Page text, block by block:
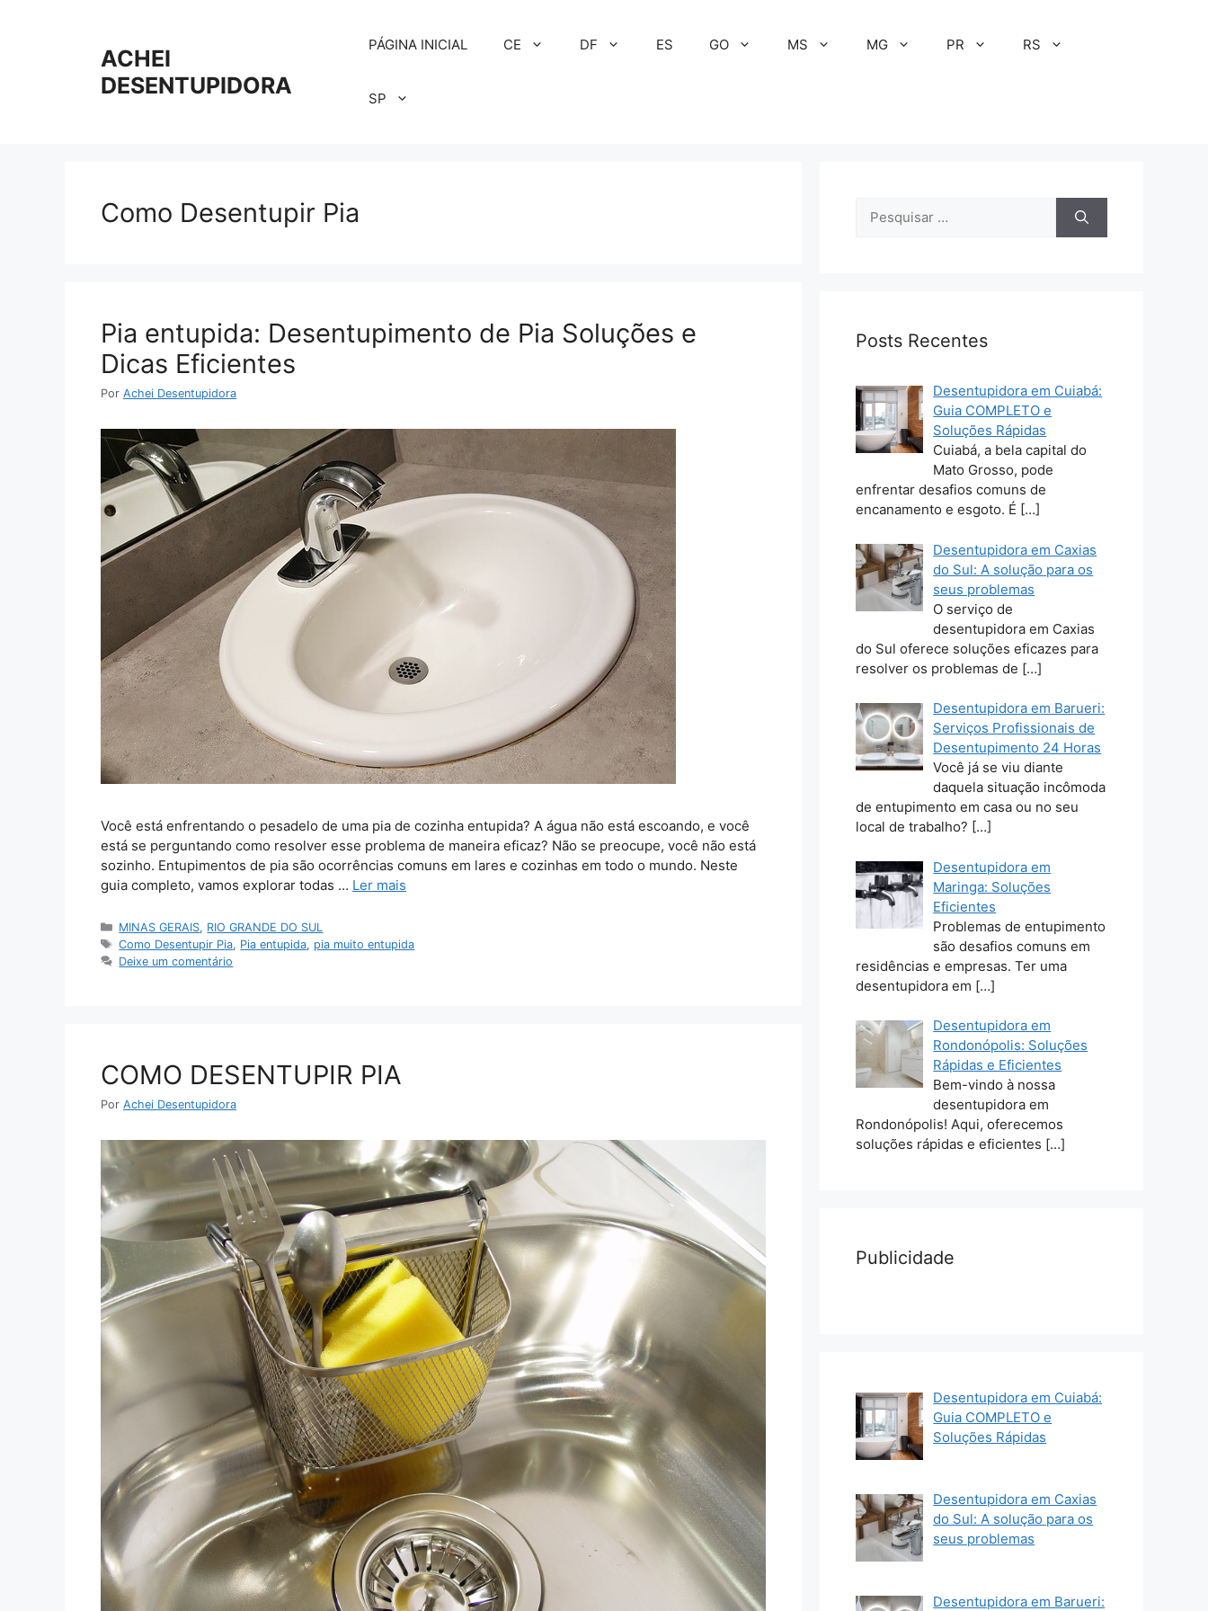
ACHEI
DESENTUPIDORA
PÁGINA INICIAL CE DF ES GO MS MG PR RS
SP
Como Desentupir Pia
Pia entupida: Desentupimento de Pia Soluções e
Dicas Eficientes
Por Achei Desentupidora
Você está enfrentando o pesadelo de uma pia de cozinha entupida? A água não está escoando, e você
está se perguntando como resolver esse problema de maneira eficaz? Não se preocupe, você não está
sozinho. Entupimentos de pia são ocorrências comuns em lares e cozinhas em todo o mundo. Neste
guia completo, vamos explorar todas … Ler mais
Categorias
MINAS GERAIS, RIO GRANDE DO SUL
Tags
Como Desentupir Pia, Pia entupida, pia muito entupida
Deixe um comentário
COMO DESENTUPIR PIA
Por Achei Desentupidora
por:
Posts Recentes
Desentupidora em Cuiabá:
Guia COMPLETO e
Soluções Rápidas
Cuiabá, a bela capital do
Mato Grosso, pode
enfrentar desafios comuns de
encanamento e esgoto. É […]
Desentupidora em Caxias
do Sul: A solução para os
seus problemas
O serviço de
desentupidora em Caxias
do Sul oferece soluções eficazes para
resolver os problemas de […]
Desentupidora em Barueri:
Serviços Profissionais de
Desentupimento 24 Horas
Você já se viu diante
daquela situação incômoda
de entupimento em casa ou no seu
local de trabalho? […]
Desentupidora em
Maringa: Soluções
Eficientes
Problemas de entupimento
são desafios comuns em
residências e empresas. Ter uma
desentupidora em […]
Desentupidora em
Rondonópolis: Soluções
Rápidas e Eficientes
Bem-vindo à nossa
desentupidora em
Rondonópolis! Aqui, oferecemos
soluções rápidas e eficientes […]
Publicidade
Desentupidora em Cuiabá:
Guia COMPLETO e
Soluções Rápidas
Desentupidora em Caxias
do Sul: A solução para os
seus problemas
Desentupidora em Barueri: